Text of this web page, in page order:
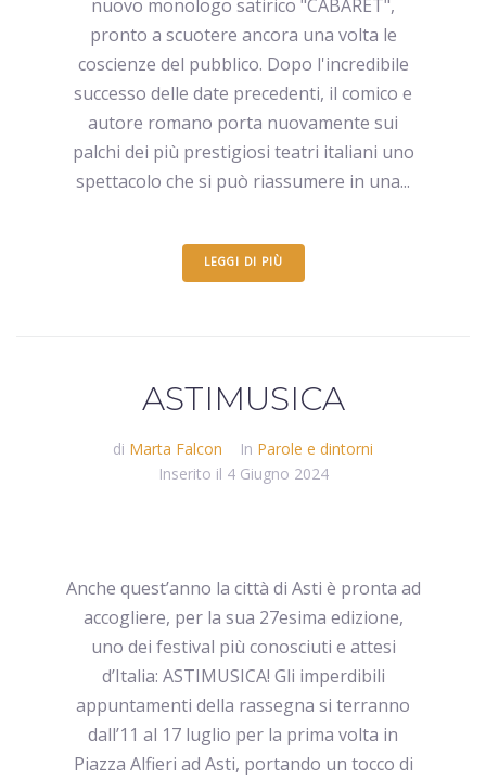
nuovo monologo satirico "CABARET",
pronto a scuotere ancora una volta le
coscienze del pubblico. Dopo l'incredibile
successo delle date precedenti, il comico e
autore romano porta nuovamente sui
palchi dei più prestigiosi teatri italiani uno
spettacolo che si può riassumere in una...
LEGGI DI PIÙ
ASTIMUSICA
di Marta Falcon In Parole e dintorni
Inserito il 4 Giugno 2024
Anche quest’anno la città di Asti è pronta ad
accogliere, per la sua 27esima edizione,
uno dei festival più conosciuti e attesi
d’Italia: ASTIMUSICA! Gli imperdibili
appuntamenti della rassegna si terranno
dall’11 al 17 luglio per la prima volta in
Piazza Alfieri ad Asti, portando un tocco di